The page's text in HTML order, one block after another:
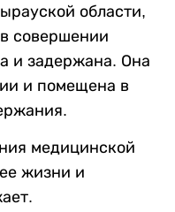
области,
совершении
и задержана. Она
и помещена в
медицинской
жизни и